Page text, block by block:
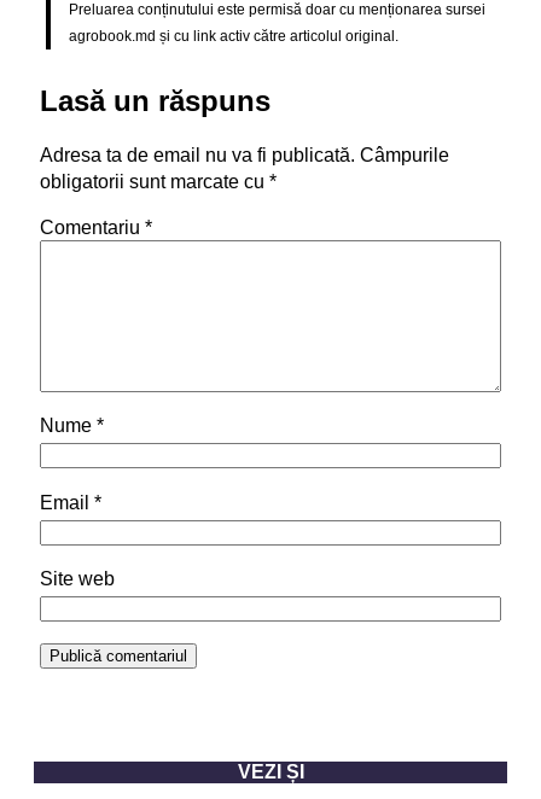
Preluarea conținutului este permisă doar cu menționarea sursei
agrobook.md și cu link activ către articolul original.
Lasă un răspuns
Adresa ta de email nu va fi publicată. Câmpurile
obligatorii sunt marcate cu *
Comentariu *
Nume *
Email *
Site web
VEZI ȘI